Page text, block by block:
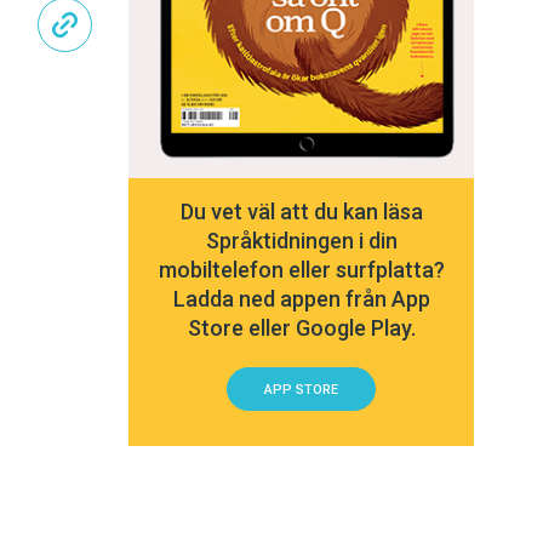
Du vet väl att du kan läsa
Språktidningen i din
mobiltelefon eller surfplatta?
Ladda ned appen från App
Store eller Google Play.
APP STORE